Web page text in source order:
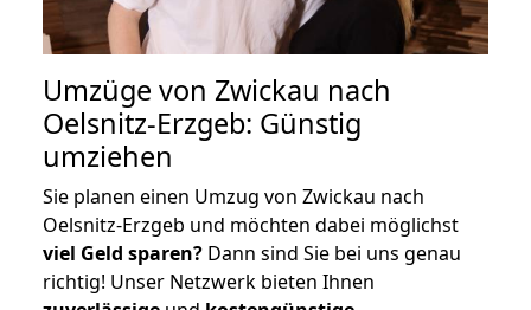
Umzüge von Zwickau nach
Oelsnitz-Erzgeb: Günstig
umziehen
Sie planen einen Umzug von Zwickau nach
Oelsnitz-Erzgeb und möchten dabei möglichst
viel Geld sparen? Dann sind Sie bei uns genau
richtig! Unser Netzwerk bieten Ihnen